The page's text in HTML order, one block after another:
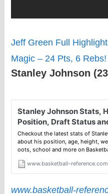
Jeff Green Full
Magic – 24 Pts, 6
Stanley Johnson
www.basketball-